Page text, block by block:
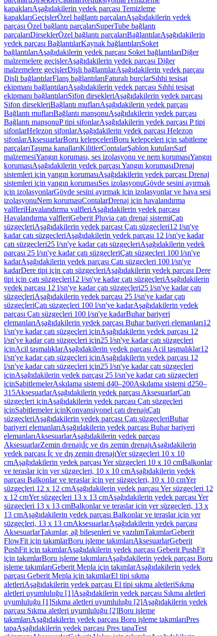
kapaklarıAşağıdakilerin yedek parçası Temizleme
kapaklarıGeçişlerÖzel bağlantı parçalarıAşağıdakilerin yedek
parçası Özel bağlantı parçalarıSuperTube bağlantı
parçalarıDirseklerÖzel bağlantı parçalarıBağlantılarAşağıdakilerin
yedek parçası BağlantılarKaynak bağlantılarıSoket
bağlantılarıAşağıdakilerin yedek parçası Soket bağlantılarıDiğer
malzemelere geçişlerAşağıdakilerin yedek parçası Diğer
malzemelere geçişlerDişli bağlantılarAşağıdakilerin yedek parçası
Dişli bağlantılarFlanş bağlantılarıFaturalı burçlarSıhhi tesisat
ekipmanı bağlantılarıAşağıdakilerin yedek parçası Sıhhi tesisat
ekipmanı bağlantılarıSifon dirsekleriAşağıdakilerin yedek parçası
Sifon dirsekleriBağlantı muflarıAşağıdakilerin yedek parçası
Bağlantı muflarıBağlantı manşonuAşağıdakilerin yedek parçası
Bağlantı manşonuP tipi sifonlarAşağıdakilerin yedek parçası P tipi
sifonlarHelezon sifonlarAşağıdakilerin yedek parçası Helezon
sifonlarAksesuarlarBoru kelepçeleriBoru kelepçeleri için sabitleme
parçalarıTaşıma kanallarıKilitlerContalarŞablon kutularıSarf
malzemesiYangın koruması, ses izolasyonu ve nem korumasıYangın
korumasıAşağıdakilerin yedek parçası Yangın korumasıDrenaj
sistemleri için yangın korumasıAşağıdakilerin yedek parçası Drenaj
sistemleri için yangın korumasıSes izolasyonuGövde sesini ayırmak
için izolasyonlarGövde sesini ayırmak için izolasyonlar ve hava sesi
izolasyonuNem korumasıContalarDrenaj için havalandırma
valfleriHavalandırma valfleriAşağıdakilerin yedek parçası
Havalandırma valfleriGeberit Pluvia çatı drenaj sistemiÇatı
süzgeçleriAşağıdakilerin yedek parçası Çatı süzgeçleri12 l/sn'ye
kadar çatı süzgeçleriAşağıdakilerin yedek parçası 12 l/sn'ye kadar
çatı süzgeçleri25 l/sn'ye kadar çatı süzgeçleriAşağıdakilerin yedek
parçası 25 l/sn'ye kadar çatı süzgeçleriÇatı süzgeçleri 100 l/sn'ye
kadarAşağıdakilerin yedek parçası Çatı süzgeçleri 100 l/sn'ye
kadarDere tipi için çatı süzgeçleriAşağıdakilerin yedek parçası Dere
tipi için çatı süzgeçleri12 l/sn'ye kadar çatı süzgeçleriAşağıdakilerin
yedek parçası 12 l/sn'ye kadar çatı süzgeçleri25 l/sn'ye kadar çatı
süzgeçleriAşağıdakilerin yedek parçası 25 l/sn'ye kadar çatı
süzgeçleriÇatı süzgeçleri 100 l/sn'ye kadarAşağıdakilerin yedek
parçası Çatı süzgeçleri 100 l/sn'ye kadarBuhar bariyeri
elemanlarıAşağıdakilerin yedek parçası Buhar bariyeri elemanları12
l/sn'ye kadar çatı süzgeçleri içinAşağıdakilerin yedek parçası 12
l/sn'ye kadar çatı süzgeçleri için25 l/sn'ye kadar çatı süzgeçleri
içinAcil taşmalıklarAşağıdakilerin yedek parçası Acil taşmalıklar12
l/sn'ye kadar çatı süzgeçleri içinAşağıdakilerin yedek parçası 12
l/sn'ye kadar çatı süzgeçleri için25 l/sn'ye kadar çatı süzgeçleri
içinAşağıdakilerin yedek parçası 25 l/sn'ye kadar çatı süzgeçleri
içinSabitlemelerAskılama sistemi d40–200Askılama sistemi d250–
315AksesuarlarAşağıdakilerin yedek parçası AksesuarlarÇatı
süzgeçleri içinAşağıdakilerin yedek parçası Çatı süzgeçleri
içinSabitlemeler içinKonvansiyonel çatı drenajıÇatı
süzgeçleriAşağıdakilerin yedek parçası Çatı süzgeçleriBuhar
bariyeri elemanlarıAşağıdakilerin yedek parçası Buhar bariyeri
elemanlarıAksesuarlarAşağıdakilerin yedek parçası
AksesuarlarZemin drenajıİç ve dış zemin drenajıAşağıdakilerin
yedek parçası İç ve dış zemin drenajıYer süzgeçleri 10 x 10
cmAşağıdakilerin yedek parçası Yer süzgeçleri 10 x 10 cmBalkonlar
ve teraslar için yer süzgeçleri, 10 x 10 cmAşağıdakilerin yedek
parçası Balkonlar ve teraslar için yer süzgeçleri, 10 x 10 cmYer
süzgeçleri 12 x 12 cmAşağıdakilerin yedek parçası Yer süzgeçleri 12
x 12 cmYer süzgeçleri 13 x 13 cmAşağıdakilerin yedek parçası Yer
süzgeçleri 13 x 13 cmBalkonlar ve teraslar için yer süzgeçleri, 13 x
13 cmAşağıdakilerin yedek parçası Balkonlar ve teraslar için yer
süzgeçleri, 13 x 13 cmAksesuarlarAşağıdakilerin yedek parçası
AksesuarlarTakımlar, ağ bileşenleri ve yazılımTakımlarGeberit
FlowFit için takımlarBoru işleme takımlarıAksesuarlarGeberit
PushFit için takımlarAşağıdakilerin yedek parçası Geberit PushFit
için takımlarBoru işleme takımlarıAşağıdakilerin yedek parçası Boru
işleme takımlarıGeberit Mepla için takımlarAşağıdakilerin yedek
parçası Geberit Mepla için takımlarEl tipi sıkma
aletleriAşağıdakilerin yedek parçası El tipi sıkma aletleriSıkma
aletleri uyumluluğu [1]Aşağıdakilerin yedek parçası Sıkma aletleri
uyumluluğu [1]Sıkma aletleri uyumluluğu [2]Aşağıdakilerin yedek
parçası Sıkma aletleri uyumluluğu [2]Boru işleme
takımlarıAşağıdakilerin yedek parçası Boru işleme takımlarıPres
tapaAşağıdakilerin yedek parçası Pres tapaTest